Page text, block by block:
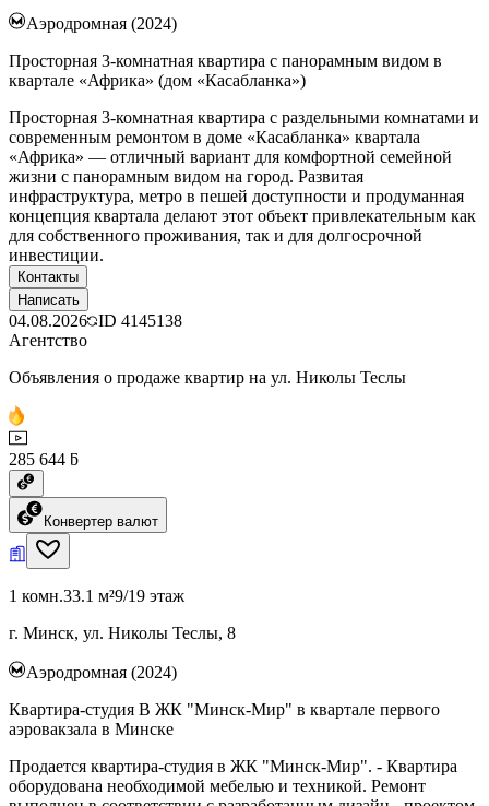
Аэродромная (2024)
Просторная 3-комнатная квартира с панорамным видом в
квартале «Африка» (дом «Касабланка»)
Просторная 3-комнатная квартира с раздельными комнатами и
современным ремонтом в доме «Касабланка» квартала
«Африка» — отличный вариант для комфортной семейной
жизни с панорамным видом на город. Развитая
инфраструктура, метро в пешей доступности и продуманная
концепция квартала делают этот объект привлекательным как
для собственного проживания, так и для долгосрочной
инвестиции.
Контакты
Написать
04.08.2026 ID 4145138
Агентство
Объявления о продаже квартир на ул. Николы Теслы
285 644 ƃ
Конвертер валют
1 комн.33.1 м²9/19 этаж
г. Минск, ул. Николы Теслы, 8
Аэродромная (2024)
Квартира-студия В ЖК "Минск-Мир" в квартале первого
аэровакзала в Минске
Продается квартира-студия в ЖК "Минск-Мир". - Квартира
оборудована необходимой мебелью и техникой. Ремонт